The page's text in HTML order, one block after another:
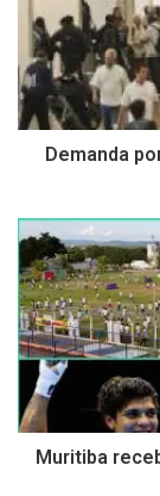
Demanda
Muritiba